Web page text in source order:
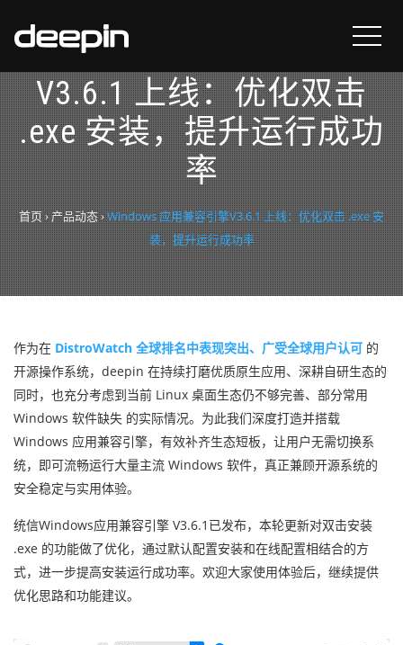
Windows 应用兼容引擎
V3.6.1 上线：优化双击
.exe 安装，提升运行成功
率
首页› 产品动态›Windows 应用兼容引擎V3.6.1 上线：优化双击 .exe 安
装，提升运行成功率
作为在 DistroWatch 全球排名中表现突出、广受全球用户认可 的
开源操作系统，deepin 在持续打磨优质原生应用、深耕自研生态的
同时，也充分考虑到当前 Linux 桌面生态仍不够完善、部分常用
Windows 软件缺失 的实际情况。为此我们深度打造并搭载
Windows 应用兼容引擎，有效补齐生态短板，让用户无需切换系
统，即可流畅运行大量主流 Windows 软件，真正兼顾开源系统的
安全稳定与实用体验。
统信Windows应用兼容引擎 V3.6.1已发布，本轮更新对双击安装
.exe 的功能做了优化，通过默认配置安装和在线配置相结合的方
式，进一步提高安装运行成功率。欢迎大家使用体验后，继续提供
优化思路和功能建议。